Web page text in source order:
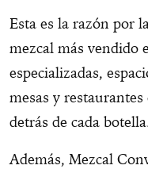
Esta es la razón por
mezcal más vendido
especializadas,
mesas y
detrás de cada
Además, Mezcal